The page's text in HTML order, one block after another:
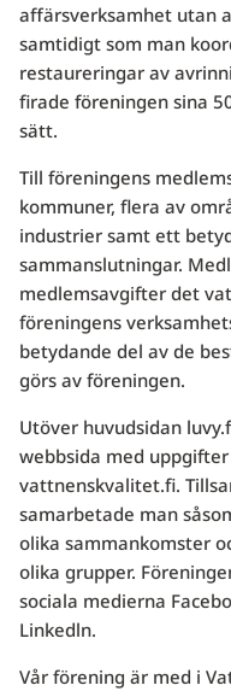
affärsverksamhet utan
samtidigt som man
restaureringar av
firade föreningen sina
sätt.
Till föreningens
kommuner, flera av
industrier samt ett
sammanslutningar.
medlemsavgifter det
föreningens
betydande del av de
görs av föreningen.
Utöver huvudsidan
webbsida med
vattnenskvalitet.fi.
samarbetade man
olika sammankomster
olika grupper.
sociala medierna
Linkedln.
Vår förening är med i